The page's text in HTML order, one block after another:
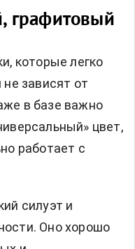
графитовый
которые легко
не зависят от
в базе важно
цвет,
работает с
силуэт и
Оно хорошо